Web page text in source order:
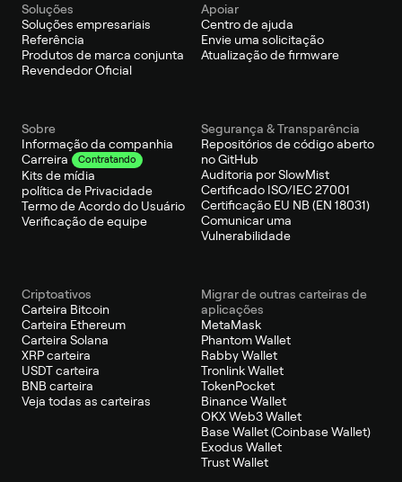
Soluções
Soluções empresariais
Referência
Produtos de marca conjunta
Revendedor Oficial
Apoiar
Centro de ajuda
Envie uma solicitação
Atualização de firmware
Sobre
Informação da companhia
Carreira
Contratando
Kits de mídia
política de Privacidade
Termo de Acordo do Usuário
Verificação de equipe
Segurança & Transparência
Repositórios de código aberto
no GitHub
Auditoria por SlowMist
Certificado ISO/IEC 27001
Certificação EU NB (EN 18031)
Comunicar uma
Vulnerabilidade
Criptoativos
Carteira Bitcoin
Carteira Ethereum
Carteira Solana
XRP carteira
USDT carteira
BNB carteira
Veja todas as carteiras
Migrar de outras carteiras de
aplicações
MetaMask
Phantom Wallet
Rabby Wallet
Tronlink Wallet
TokenPocket
Binance Wallet
OKX Web3 Wallet
Base Wallet (Coinbase Wallet)
Exodus Wallet
Trust Wallet